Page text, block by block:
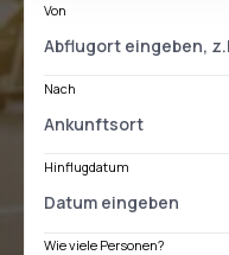
Von
Nach
Hinflugdatum
Wie viele Personen?